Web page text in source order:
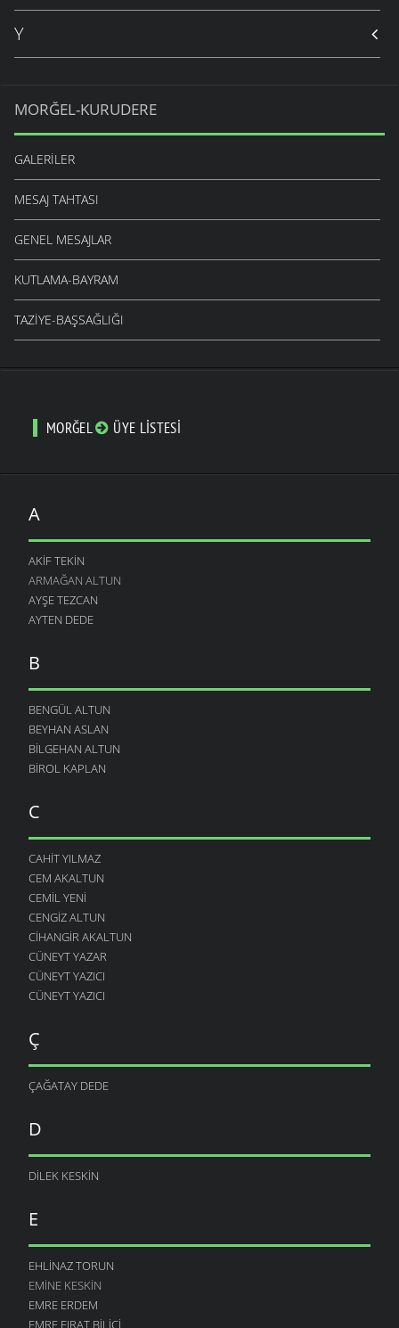
Y
MORĞEL-KURUDERE
GALERILER
MESAJ TAHTASI
GENEL MESAJLAR
KUTLAMA-BAYRAM
TAZIYE-BAŞSAĞLIĞI
MORĞEL ÜYE LISTESI
A
AKIF TEKIN
ARMAĞAN ALTUN
AYŞE TEZCAN
AYTEN DEDE
B
BENGÜL ALTUN
BEYHAN ASLAN
BILGEHAN ALTUN
BIROL KAPLAN
C
CAHIT YILMAZ
CEM AKALTUN
CEMIL YENI
CENGIZ ALTUN
CIHANGIR AKALTUN
CÜNEYT YAZAR
CÜNEYT YAZICI
CÜNEYT YAZICI
Ç
ÇAĞATAY DEDE
D
DILEK KESKIN
E
EHLINAZ TORUN
EMINE KESKIN
EMRE ERDEM
EMRE FIRAT BILICI